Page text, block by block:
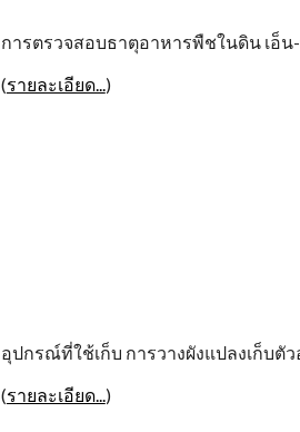
การตรวจสอบธาตุอาหารพืชในดิน เอ็
(รายละเอียด...)
อุปกรณ์ที่ใช้เก็บ การวางผังแปลงเก็บตั
(รายละเอียด...)